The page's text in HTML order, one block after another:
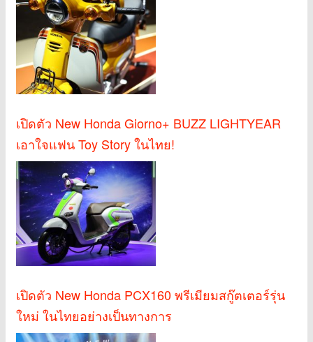
เปิดตัว New Honda Giorno+ BUZZ LIGHTYEAR
เอาใจแฟน Toy Story ในไทย!
เปิดตัว New Honda PCX160 พรีเมียมสกู๊ตเตอร์รุ่น
ใหม่ ในไทยอย่างเป็นทางการ